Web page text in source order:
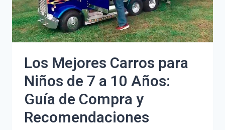
Los Mejores Carros para
Niños de 7 a 10 Años:
Guía de Compra y
Recomendaciones